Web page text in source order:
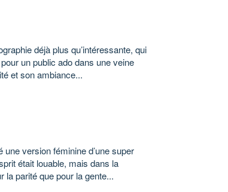
déjà plus qu’intéressante, qui
un public ado dans une veine
et son ambiance...
version féminine d’une super
était louable, mais dans la
la parité que pour la gente...